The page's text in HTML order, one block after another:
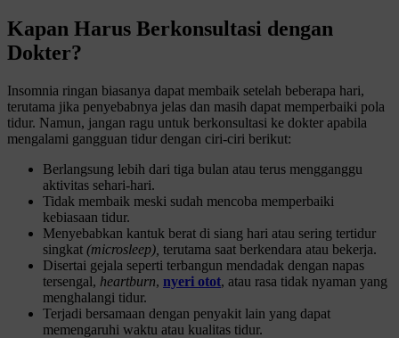
Kapan Harus Berkonsultasi dengan
Dokter?
Insomnia ringan biasanya dapat membaik setelah beberapa hari,
terutama jika penyebabnya jelas dan masih dapat memperbaiki pola
tidur. Namun, jangan ragu untuk berkonsultasi ke dokter apabila
mengalami gangguan tidur dengan ciri-ciri berikut:
Berlangsung lebih dari tiga bulan atau terus mengganggu
aktivitas sehari-hari.
Tidak membaik meski sudah mencoba memperbaiki
kebiasaan tidur.
Menyebabkan kantuk berat di siang hari atau sering tertidur
singkat (microsleep), terutama saat berkendara atau bekerja.
Disertai gejala seperti terbangun mendadak dengan napas
tersengal, heartburn, nyeri otot, atau rasa tidak nyaman yang
menghalangi tidur.
Terjadi bersamaan dengan penyakit lain yang dapat
memengaruhi waktu atau kualitas tidur.